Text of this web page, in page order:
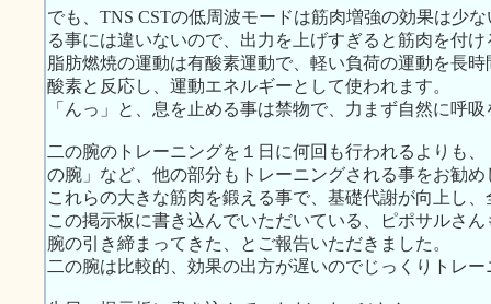
でも、TNS CSTの低周波モードは筋肉増強の効果は少
る事には違いないので、出力を上げすぎると筋肉を付
脂肪燃焼の運動は有酸素運動で、軽い負荷の運動を長
酸素と反応し、運動エネルギーとして使われます。
「んっ」と、息を止める事は禁物で、力まず自然に呼
二の腕のトレーニングを１日に何回も行われるよりも
の腕」など、他の部分もトレーニングされる事をお勧め
これらの大きな筋肉を鍛える事で、基礎代謝が向上し
この掲示板に書き込んでいただいている、ピポサルさ
腕の引き締まってきた、とご報告いただきました。
二の腕は比較的、効果の出方が遅いのでじっくりトレ